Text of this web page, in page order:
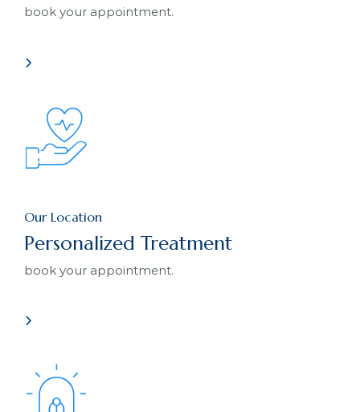
book your appointment.
Our Location
Personalized Treatment
book your appointment.